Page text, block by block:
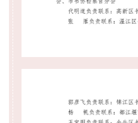
话
美
术
图
库
容